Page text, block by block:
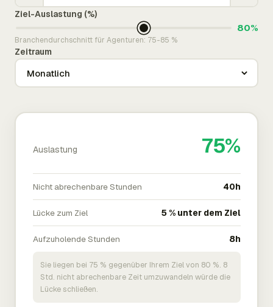
Ziel-Auslastung (%)
80%
Branchendurchschnitt für Agenturen: 75-85 %
Zeitraum
Auslastung 75%
Nicht abrechenbare Stunden 40h
Lücke zum Ziel 5 % unter dem Ziel
Aufzuholende Stunden 8h
Sie liegen bei 75 % gegenüber Ihrem Ziel von 80 %. 8
Std. nicht abrechenbare Zeit umzuwandeln würde die
Lücke schließen.